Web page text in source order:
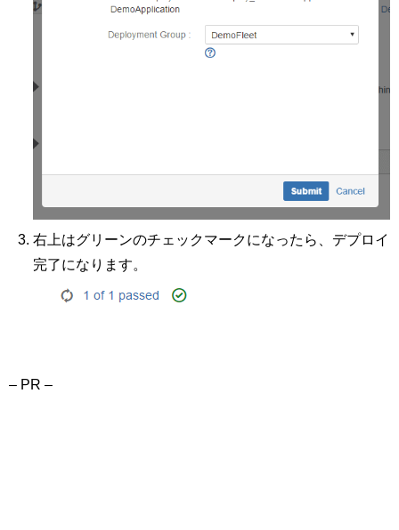
右上はグリーンのチェックマークになったら、デプロイ
完了になります。
– PR –